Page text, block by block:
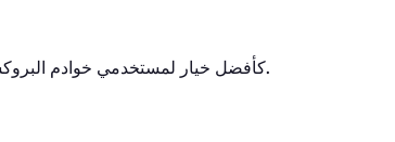
العامل الحاسم الذي يجعل مزود خدمة الإنترنت مرغوبًا أكثر هو مدى تقييده للوصول إلى الإنترنت. هنا يبرز Blackfoot Communications كأفضل خيار لمستخدمي خوادم البروكسي.